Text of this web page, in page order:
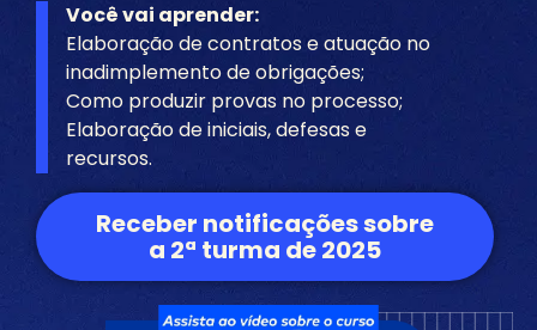
Você vai aprender:
Elaboração de contratos e atuação no
inadimplemento de obrigações;
Como produzir provas no processo;
Elaboração de iniciais, defesas e
recursos.
Receber notificações sobre
a 2ª turma de 2025